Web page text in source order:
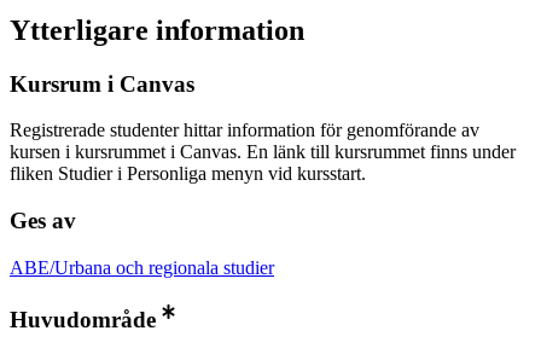
Ytterligare information
Kursrum i Canvas
Registrerade studenter hittar information för genomförande av
kursen i kursrummet i Canvas. En länk till kursrummet finns under
fliken Studier i Personliga menyn vid kursstart.
Ges av
ABE/Urbana och regionala studier
Huvudområde